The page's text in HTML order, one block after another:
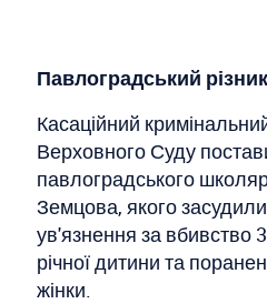
Павлоградський
Касаційний
Верховного Суду
павлоградського
Земцова, якого
ув'язнення за вбивство
річної дитини та
жінки.